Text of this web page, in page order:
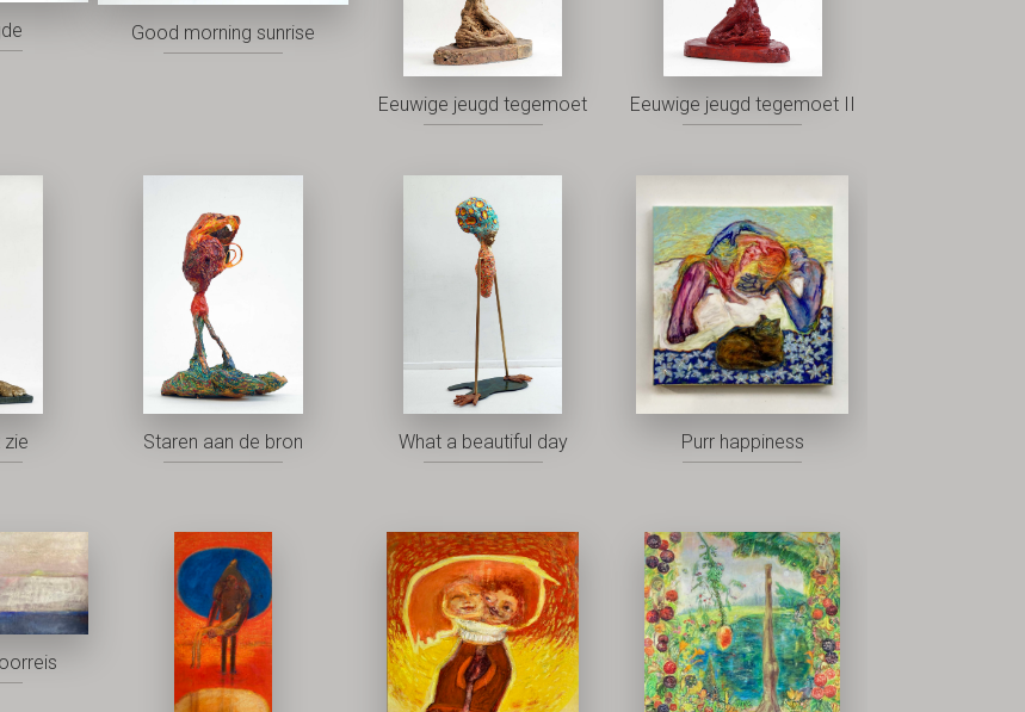
Good morning sunrise
Eeuwige jeugd tegemoet Eeuwige jeugd tegemoet II
Staren aan de bron What a beautiful day Purr happiness